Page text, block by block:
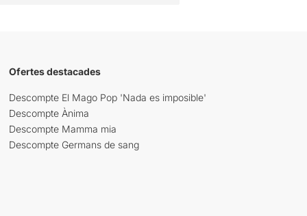
Ofertes destacades
Descompte El Mago Pop 'Nada es imposible'
Descompte Ànima
Descompte Mamma mia
Descompte Germans de sang